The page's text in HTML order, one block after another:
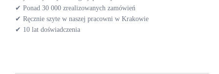
✔ Ponad 30 000 zrealizowanych zamówień
✔ Ręcznie szyte w naszej pracowni w Krakowie
✔ 10 lat doświadczenia